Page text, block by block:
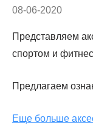
08-06-2020
Представляем
спортом и
Предлагаем
Еще больше